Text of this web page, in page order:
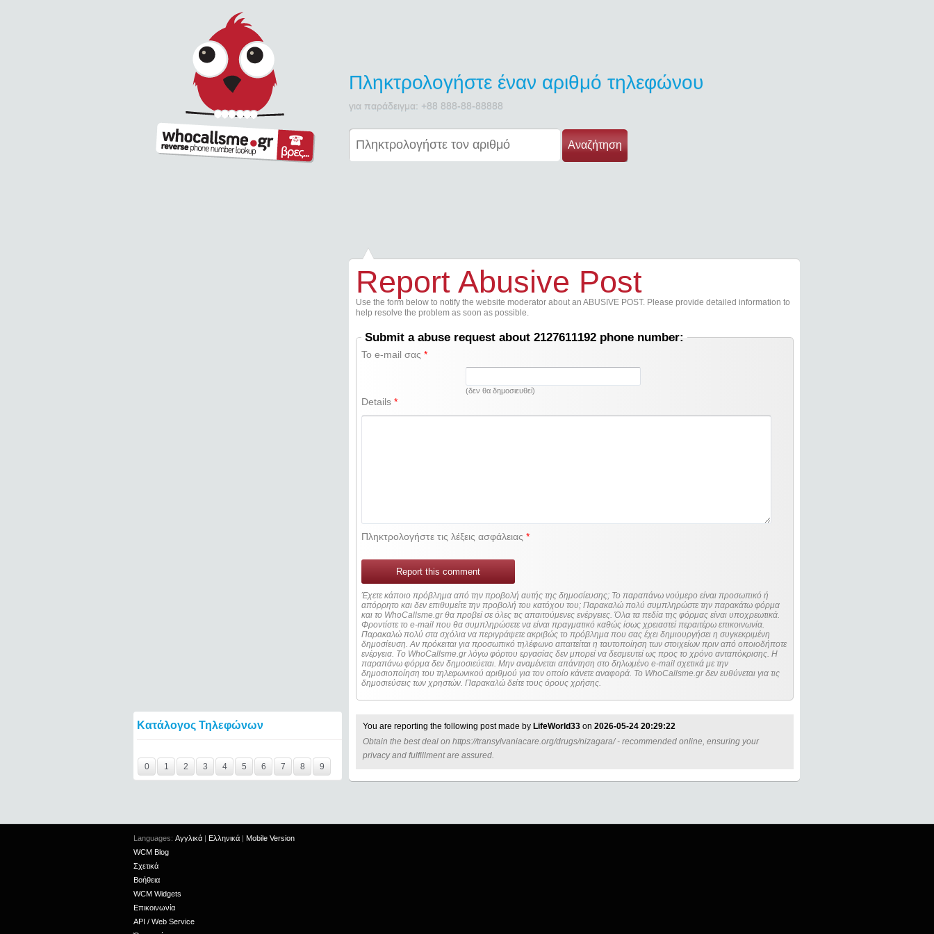
Πληκτρολογήστε έναν αριθμό τηλεφώνου
για παράδειγμα: +88 888-88-88888
Αναζήτηση
Κατάλογος Τηλεφώνων
0
1 2 3 4 5 6 7 8 9
Report Abusive Post
Use the form below to notify the website moderator about an ABUSIVE POST. Please provide detailed information to
help resolve the problem as soon as possible.
Submit a abuse request about 2127611192 phone number:
Το e-mail σας*
(δεν θα δημοσιευθεί)
Details*
Πληκτρολογήστε τις λέξεις ασφάλειας*
Report this comment
Έχετε κάποιο πρόβλημα από την προβολή αυτής της δημοσίευσης; Το παραπάνω νούμερο είναι προσωπικό ή
απόρρητο και δεν επιθυμείτε την προβολή του κατόχου του; Παρακαλώ πολύ συμπληρώστε την παρακάτω φόρμα
και το WhoCallsme.gr θα προβεί σε όλες τις απαιτούμενες ενέργειες. Όλα τα πεδία της φόρμας είναι υποχρεωτικά.
Φροντίστε το e-mail που θα συμπληρώσετε να είναι πραγματικό καθώς ίσως χρειαστεί περαιτέρω επικοινωνία.
Παρακαλώ πολύ στα σχόλια να περιγράψετε ακριβώς το πρόβλημα που σας έχει δημιουργήσει η συγκεκριμένη
δημοσίευση. Αν πρόκειται για προσωπικό τηλέφωνο απαιτείται η ταυτοποίηση των στοιχείων πριν από οποιοδήποτε
ενέργεια. Τo WhoCallsme.gr λόγω φόρτου εργασίας δεν μπορεί να δεσμευτεί ως προς το χρόνο ανταπόκρισης. Η
παραπάνω φόρμα δεν δημοσιεύεται. Μην αναμένεται απάντηση στο δηλωμένο e-mail σχετικά με την
δημοσιοποίηση του τηλεφωνικού αριθμού για τον οποίο κάνετε αναφορά. Το WhoCallsme.gr δεν ευθύνεται για τις
δημοσιεύσεις των χρηστών. Παρακαλώ δείτε τους όρους χρήσης.
You are reporting the following post made by LifeWorld33 on 2026-05-24 20:29:22
Obtain the best deal on https://transylvaniacare.org/drugs/nizagara/ - recommended online, ensuring your
privacy and fulfillment are assured.
Languages: Αγγλικά | Ελληνικά | Mobile Version
WCM Blog
Σχετικά
Βοήθεια
WCM Widgets
Επικοινωνία
API / Web Service